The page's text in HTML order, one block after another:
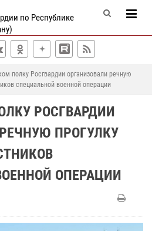
по Республике
полку Росгвардии организовали речную
специальной военной операции
РОСГВАРДИИ
ПРОГУЛКУ
ОПЕРАЦИИ